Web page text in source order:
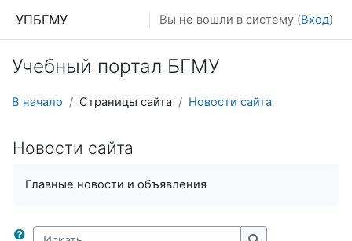
УПБГМУ Вы не вошли в систему (Вход)
Учебный портал БГМУ
В начало Страницы сайта Новости сайта
Новости сайта
Главные новости и объявления
Искать